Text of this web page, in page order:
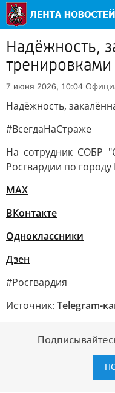
Надёжность,
тренировками
7 июня 2026, 10:04
Надёжность,
#ВсегдаНаСтраже
На сотрудник СОБР
Росгвардии по
MAX
ВКонтакте
Одноклассники
Дзен
#Росгвардия
Источник: Telegram-